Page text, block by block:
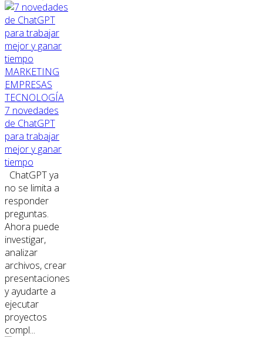
MARKETING
EMPRESAS
TECNOLOGÍA
7 novedades
de ChatGPT
para trabajar
mejor y ganar
tiempo
ChatGPT ya
no se limita a
responder
preguntas.
Ahora puede
investigar,
analizar
archivos, crear
presentaciones
y ayudarte a
ejecutar
proyectos
compl...